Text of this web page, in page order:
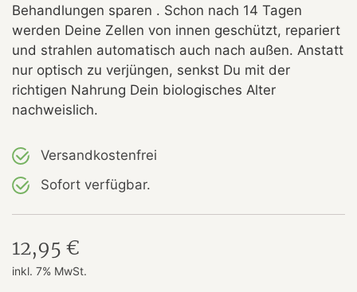
Behandlungen sparen . Schon nach 14 Tagen
werden Deine Zellen von innen geschützt, repariert
und strahlen automatisch auch nach außen. Anstatt
nur optisch zu verjüngen, senkst Du mit der
richtigen Nahrung Dein biologisches Alter
nachweislich.
Versandkostenfrei
Sofort verfügbar.
12,95 €
inkl. 7% MwSt.